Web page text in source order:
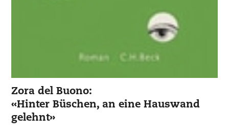
Zora del Buono:
«Hinter Büschen, an eine Hauswand
gelehnt»